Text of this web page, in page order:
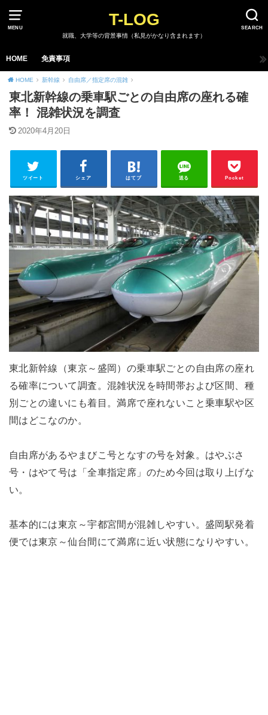
MENU SEARCH
T-LOG
就職、大学等の背景事情（私見がかなり含まれます）
HOME 免責事項
HOME 新幹線 自由席／指定席の混雑
東北新幹線の乗車駅ごとの自由席の座れる確
率！ 混雑状況を調査
2020年4月20日
ツイート シェア はてブ 送る Pocket
東北新幹線（東京～盛岡）の乗車駅ごとの自由席の座れ
る確率について調査。混雑状況を時間帯および区間、種
別ごとの違いにも着目。満席で座れないこと乗車駅や区
間はどこなのか。
自由席があるやまびこ号となすの号を対象。はやぶさ
号・はやて号は「全車指定席」のため今回は取り上げな
い。
基本的には東京～宇都宮間が混雑しやすい。盛岡駅発着
便では東京～仙台間にて満席に近い状態になりやすい。